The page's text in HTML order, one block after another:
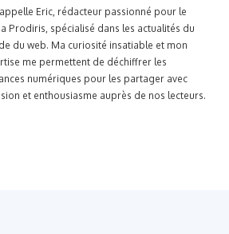
Eric, rédacteur passionné pour le
Prodiris, spécialisé dans les actualités du
du web. Ma curiosité insatiable et mon
me permettent de déchiffrer les
numériques pour les partager avec
et enthousiasme auprès de nos lecteurs.